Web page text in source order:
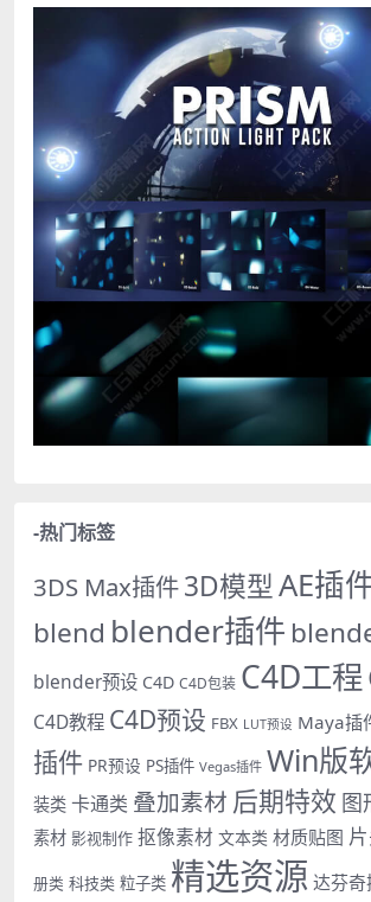
-热门标签
3DS Max插件3D模型AE插
blend blender插件
blender预设 C4D C4D包装 C4D工程
C4D教程 C4D预设 FBX LUT预设 Maya插
插件 PR预设 PS插件 Vegas插件 Win版
装类 卡通类 叠加素材 后期特效 图
素材 影视制作 抠像素材 文本类 材质贴图
册类 科技类 粒子类 精选资源 达芬奇